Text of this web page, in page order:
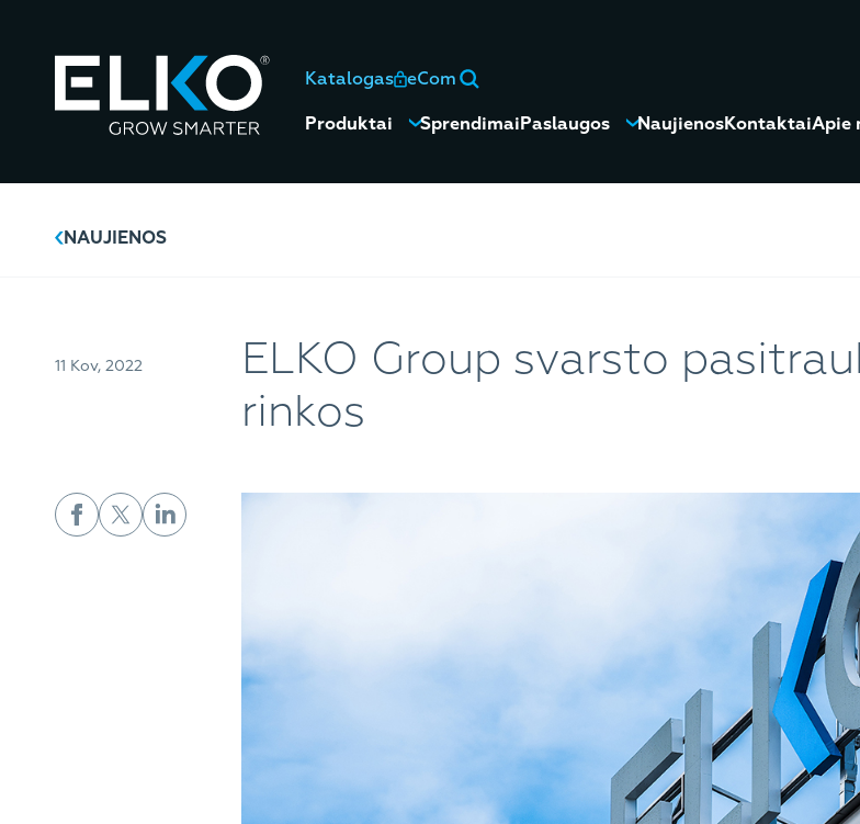
Katalogas eCom
Produktai SprendimaiPaslaugos NaujienosKontaktaiApie
NAUJIENOS
11 Kov, 2022
ELKO Group svarsto
rinkos